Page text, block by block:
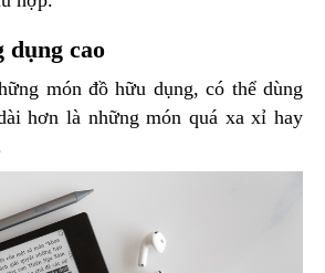
dụng cao
món đồ hữu dụng, có thể dùng
hơn là những món quá xa xỉ hay